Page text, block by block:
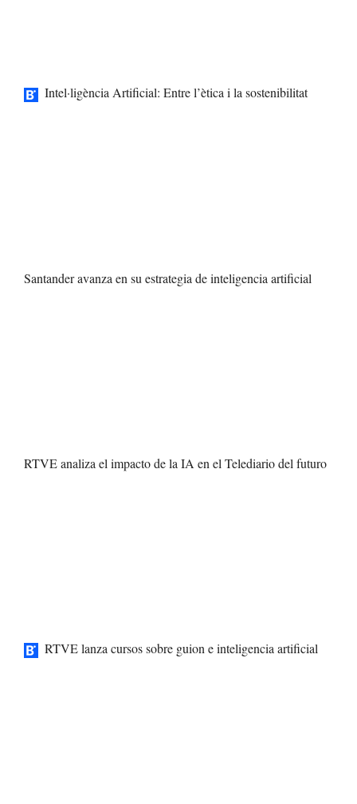
Intel·ligència Artificial: Entre l’ètica i la sostenibilitat
Santander avanza en su estrategia de inteligencia artificial
RTVE analiza el impacto de la IA en el Telediario del futuro
RTVE lanza cursos sobre guion e inteligencia artificial